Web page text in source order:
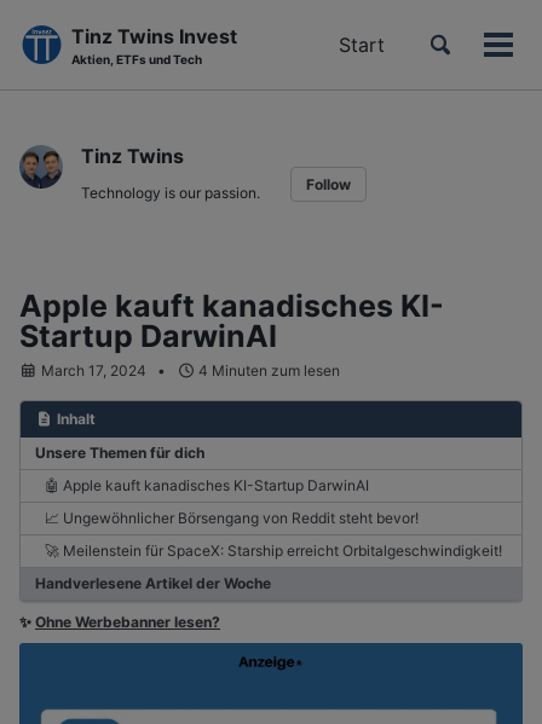
primary
navigation
content
footer
Tinz Twins Invest
Aktien, ETFs und Tech
Start
Toggle
Tinz Twins
Technology is our passion. Follow
Apple kauft kanadisches KI-
Startup DarwinAI
March 17, 2024 4 Minuten zum lesen
Inhalt
Unsere Themen für dich
🤖 Apple kauft kanadisches KI-Startup DarwinAI
📈 Ungewöhnlicher Börsengang von Reddit steht bevor!
🚀 Meilenstein für SpaceX: Starship erreicht Orbitalgeschwindigkeit!
Handverlesene Artikel der Woche
✨ Ohne Werbebanner lesen?